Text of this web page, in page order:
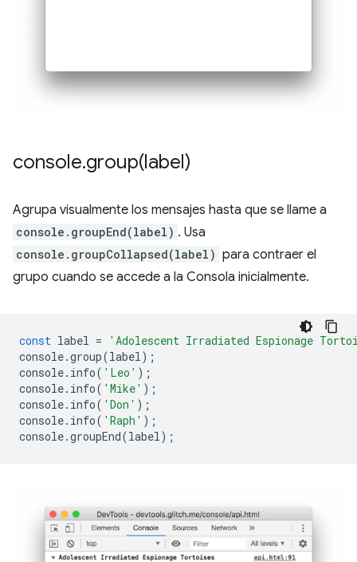
console.group(label)
Agrupa visualmente los mensajes hasta que se llame a
console.groupEnd(label) . Usa
console.groupCollapsed(label) para contraer el
grupo cuando se accede a la Consola inicialmente.
const label =
'Adolescent Irradiated Espionage
console.group(label);
console. info( 'Leo' );
console. info( 'Mike' );
console. info( 'Don' );
console. info( 'Raph' );
console.groupEnd(label);